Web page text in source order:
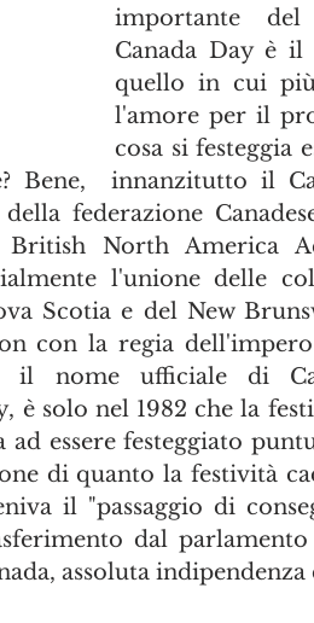
importante
Canada Day è
quello in cui
l'amore per il
cosa si festeggia
Bene,  innanzitutto il
federazione
North America
l'unione delle
Scotia e del New
con la regia
il nome ufficiale di
solo nel 1982 che la
ad essere festeggiato
di quanto la festività
il "passaggio di
dal
assoluta